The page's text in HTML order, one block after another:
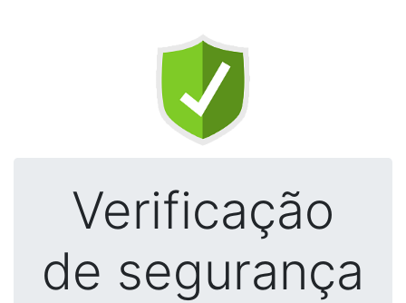
Verificação
de segurança